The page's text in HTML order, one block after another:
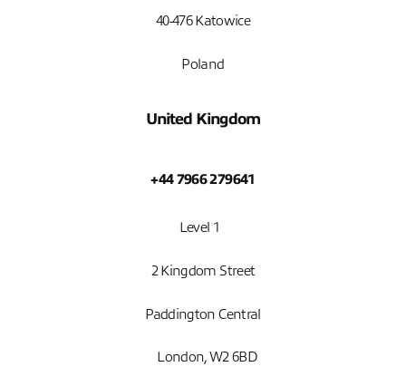
40-476 Katowice
Poland
United Kingdom
+44 7966 279641
Level 1
2 Kingdom Street
Paddington Central
London, W2 6BD